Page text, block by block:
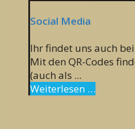
Social Media
Ihr findet uns auch
Mit den QR-Codes
(auch als ...
Weiterlesen …